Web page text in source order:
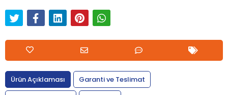
Ürün Açıklaması
Garanti ve Teslimat